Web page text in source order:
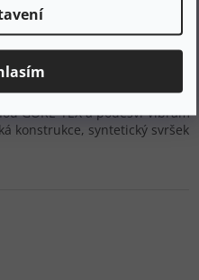
GORE-TEX a podešví Vibram
konstrukce, syntetický svršek